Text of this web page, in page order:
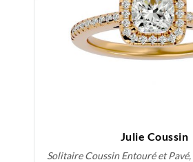
Julie Coussin
Solitaire Coussin Entouré et